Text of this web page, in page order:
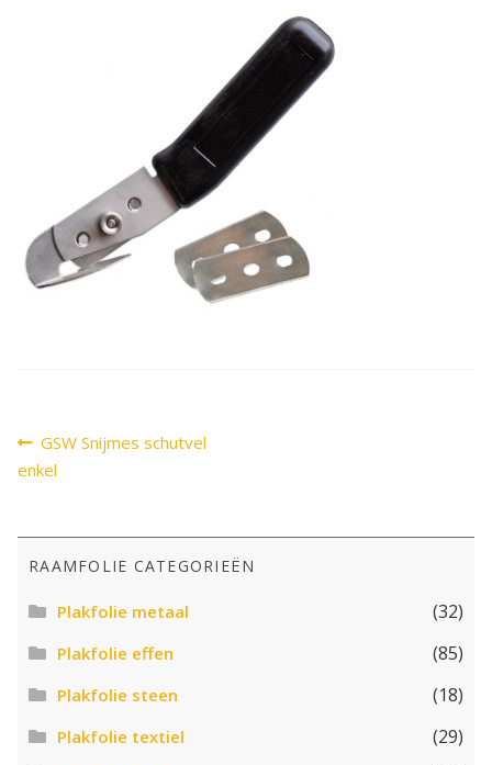
Bericht
navigatie
Vorig
bericht:
GSW Snijmes schutvel
enkel
RAAMFOLIE CATEGORIEËN
Plakfolie metaal (32)
Plakfolie effen (85)
Plakfolie steen (18)
Plakfolie textiel (29)